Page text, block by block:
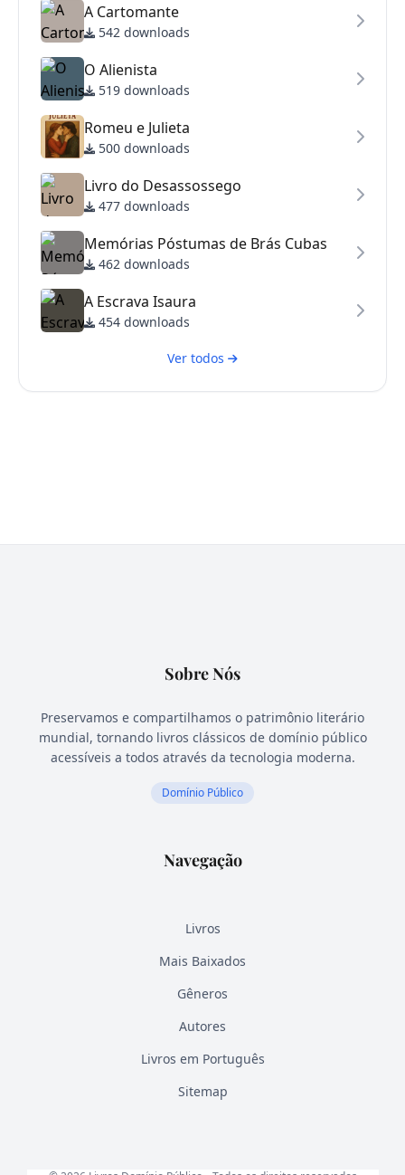
A Cartomante
542 downloads
O Alienista
519 downloads
Romeu e Julieta
500 downloads
Livro do Desassossego
477 downloads
Memórias Póstumas de Brás Cubas
462 downloads
A Escrava Isaura
454 downloads
Ver todos
Sobre Nós
Preservamos e compartilhamos o patrimônio literário
mundial, tornando livros clássicos de domínio público
acessíveis a todos através da tecnologia moderna.
Domínio Público
Navegação
Livros
Mais Baixados
Gêneros
Autores
Livros em Português
Sitemap